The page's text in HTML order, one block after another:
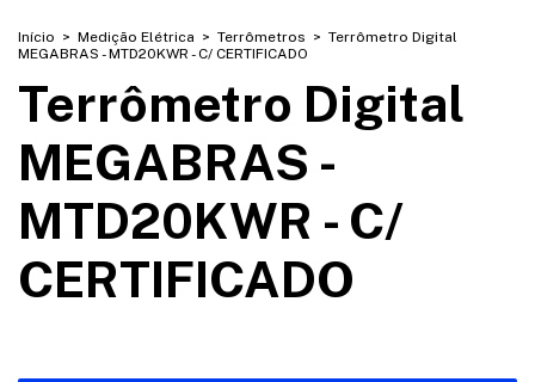
Início > Medição Elétrica > Terrômetros > Terrômetro Digital
MEGABRAS - MTD20KWR - C/ CERTIFICADO
Terrômetro Digital
MEGABRAS -
MTD20KWR - C/
CERTIFICADO